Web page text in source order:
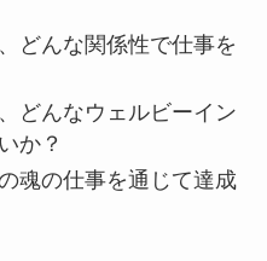
どんな関係性で仕事を
どんなウェルビーイン
か？
魂の仕事を通じて達成